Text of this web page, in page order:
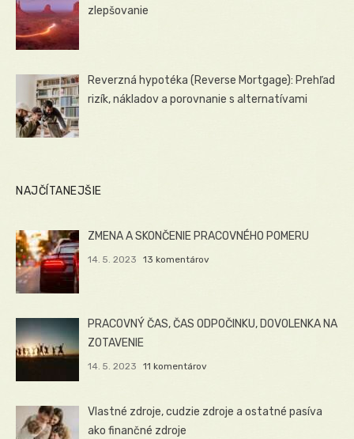
zlepšovanie
Reverzná hypotéka (Reverse Mortgage): Prehľad
rizík, nákladov a porovnanie s alternatívami
NAJČÍTANEJŠIE
ZMENA A SKONČENIE PRACOVNÉHO POMERU
14. 5. 2023 13 komentárov
PRACOVNÝ ČAS, ČAS ODPOČINKU, DOVOLENKA NA
ZOTAVENIE
14. 5. 2023 11 komentárov
Vlastné zdroje, cudzie zdroje a ostatné pasíva
ako finančné zdroje